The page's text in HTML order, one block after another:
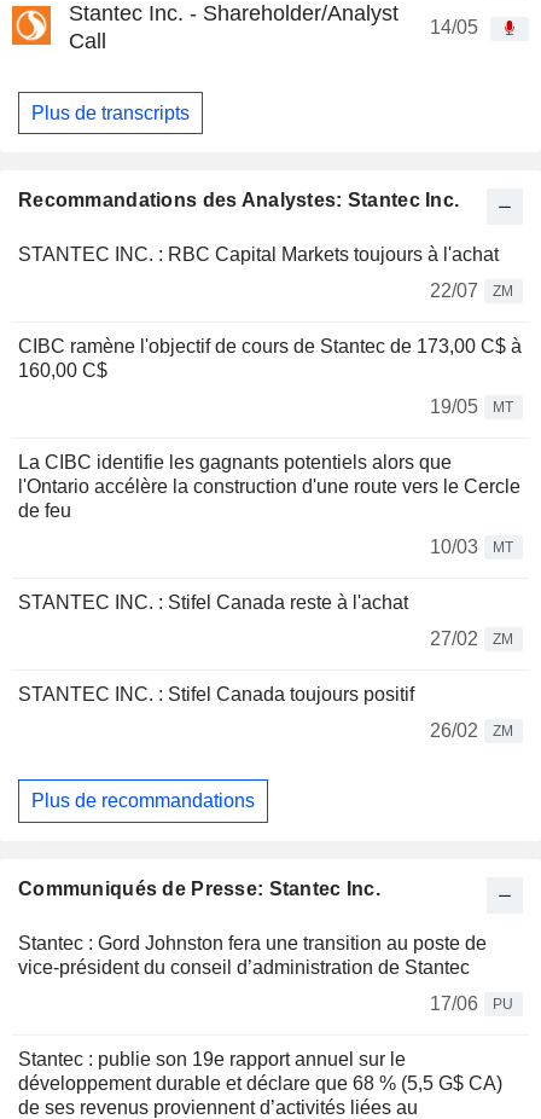
Stantec Inc. - Shareholder/Analyst
Call
14/05
Plus de transcripts
Recommandations des Analystes: Stantec Inc.
STANTEC INC. : RBC Capital Markets toujours à l'achat
22/07
ZM
CIBC ramène l'objectif de cours de Stantec de 173,00 C$ à
160,00 C$
19/05
MT
La CIBC identifie les gagnants potentiels alors que
l'Ontario accélère la construction d'une route vers le Cercle
de feu
10/03
MT
STANTEC INC. : Stifel Canada reste à l'achat
27/02
ZM
STANTEC INC. : Stifel Canada toujours positif
26/02
ZM
Plus de recommandations
Communiqués de Presse: Stantec Inc.
Stantec : Gord Johnston fera une transition au poste de
vice-président du conseil d’administration de Stantec
17/06
PU
Stantec : publie son 19e rapport annuel sur le
développement durable et déclare que 68 % (5,5 G$ CA)
de ses revenus proviennent d’activités liées au